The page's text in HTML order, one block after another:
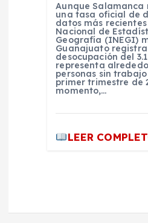
Aunque Salamanca
una tasa oficial de
datos más
Nacional de
Geografía (INEGI)
Guanajuato
desocupación del
representa
personas sin
primer trimestre de
momento,…
LEER